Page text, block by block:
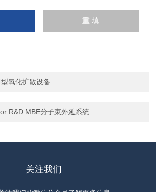
氧化扩散设备
R&D MBE分子束外延系统
关注我们